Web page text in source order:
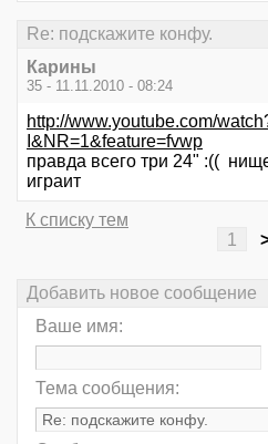
Re: подскажите конфу.
Карины
35 - 11.11.2010 - 08:24
http://www.youtube.com/
I&NR=1&feature=fvwp
правда всего три 24" :((
играит
К списку тем
1
Добавить новое сообщение
Ваше имя:
Тема сообщения: